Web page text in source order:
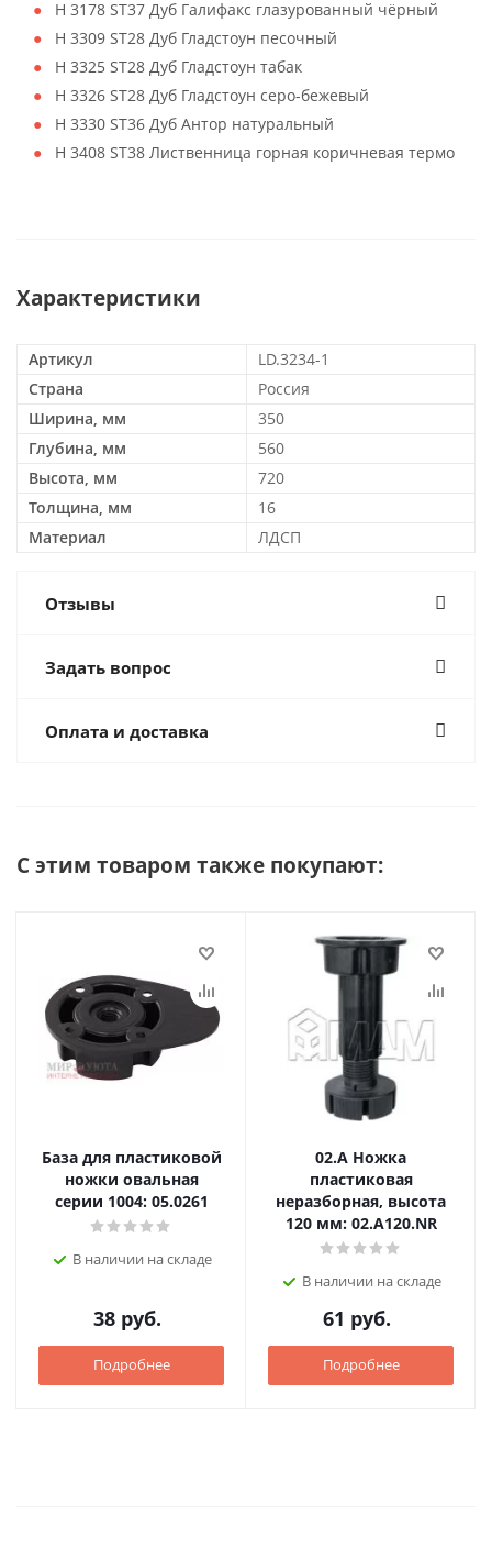
H 3178 ST37 Дуб Галифакс глазурованный чёрный
H 3309 ST28 Дуб Гладстоун песочный
H 3325 ST28 Дуб Гладстоун табак
H 3326 ST28 Дуб Гладстоун серо-бежевый
H 3330 ST36 Дуб Антор натуральный
H 3408 ST38 Лиственница горная коричневая термо
Характеристики
Артикул
LD.3234-1
Страна
Россия
Ширина, мм
350
Глубина, мм
560
Высота, мм
720
Толщина, мм
16
Материал
ЛДСП
Отзывы
Задать вопрос
Оплата и доставка
С этим товаром также покупают:
База для пластиковой
ножки овальная
серии 1004: 05.0261
В наличии на складе
38 руб.
Подробнее
02.А Ножка
пластиковая
неразборная, высота
120 мм: 02.A120.NR
В наличии на складе
61 руб.
Подробнее